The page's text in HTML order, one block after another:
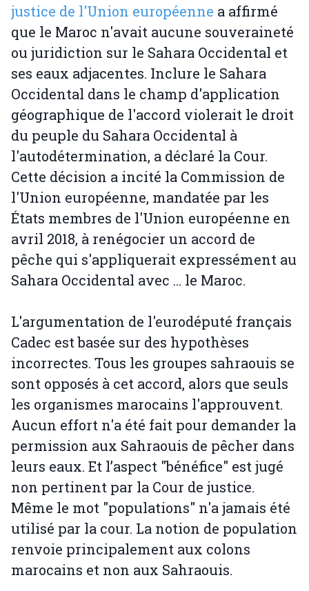
justice de l'Union européenne a affirmé
que le Maroc n'avait aucune souveraineté
ou juridiction sur le Sahara Occidental et
ses eaux adjacentes. Inclure le Sahara
Occidental dans le champ d'application
géographique de l'accord violerait le droit
du peuple du Sahara Occidental à
l'autodétermination, a déclaré la Cour.
Cette décision a incité la Commission de
l'Union européenne, mandatée par les
États membres de l'Union européenne en
avril 2018, à renégocier un accord de
pêche qui s'appliquerait expressément au
Sahara Occidental avec ... le Maroc.
L'argumentation de l'eurodéputé français
Cadec est basée sur des hypothèses
incorrectes. Tous les groupes sahraouis se
sont opposés à cet accord, alors que seuls
les organismes marocains l'approuvent.
Aucun effort n'a été fait pour demander la
permission aux Sahraouis de pêcher dans
leurs eaux. Et l’aspect "bénéfice" est jugé
non pertinent par la Cour de justice.
Même le mot "populations" n'a jamais été
utilisé par la cour. La notion de population
renvoie principalement aux colons
marocains et non aux Sahraouis.